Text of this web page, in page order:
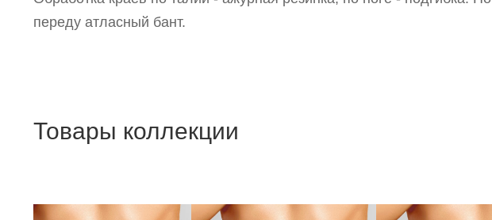
переду атласный бант.
Товары коллекции